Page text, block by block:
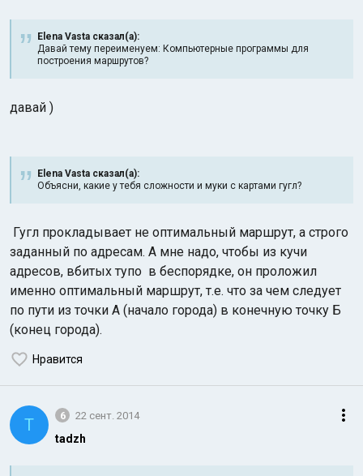
Elena Vasta сказал(а):
Давай тему переименуем: Компьютерные программы для
построения маршрутов?
давай )
Elena Vasta сказал(а):
Объясни, какие у тебя сложности и муки с картами гугл?
Гугл прокладывает не оптимальный маршрут, а строго
заданный по адресам. А мне надо, чтобы из кучи
адресов, вбитых тупо в беспорядке, он проложил
именно оптимальный маршрут, т.е. что за чем следует
по пути из точки А (начало города) в конечную точку Б
(конец города).
Нравится
T 6 22 сент. 2014
tadzh